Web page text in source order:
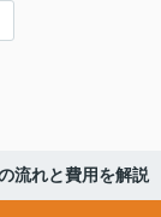
流れと費用を解説